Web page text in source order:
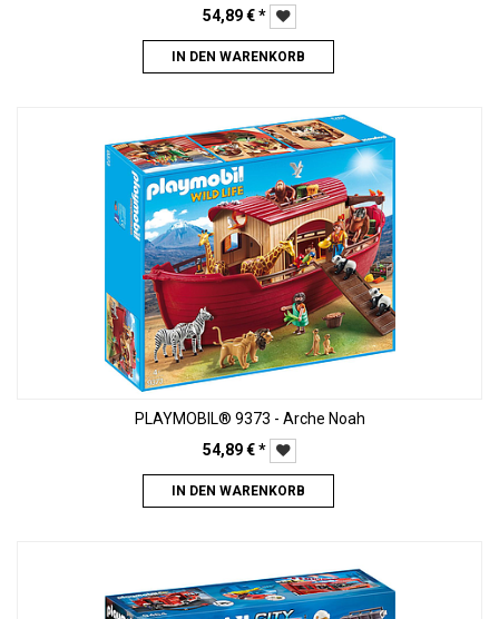
54,89€*
IN DEN WARENKORB
PLAYMOBIL® 9373 - Arche Noah
54,89€*
IN DEN WARENKORB